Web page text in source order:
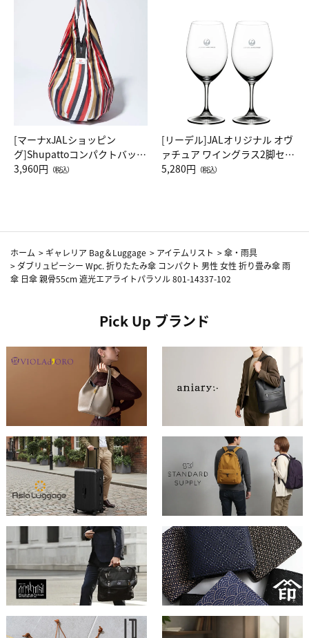
[マーナxJALショッピン
グ]Shupattoコンパクトバッグ
Drop JAL客室乗務員（LC）ス
3,960円 （税込）
[リーデル]JALオリジナル オヴ
ァチュア ワイングラス2脚セッ
ト（レッドワイン）
5,280円 （税込）
ホーム > ギャレリア Bag＆Luggage > アイテムリスト >傘・雨具
> ダブリュピーシー Wpc. 折りたたみ傘 コンパクト 男性 女性 折り畳み傘 雨
傘 日傘 親骨55cm 遮光エアライトパラソル 801-14337-102
Pick Up ブランド